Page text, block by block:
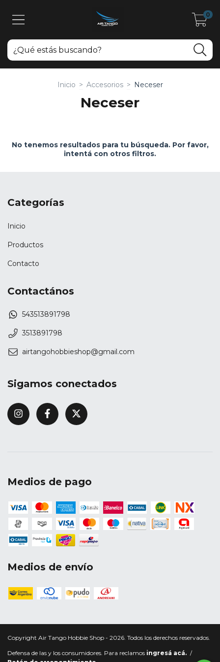
0
Inicio > Accesorios > Neceser
Neceser
No tenemos resultados para tu búsqueda. Por favor,
intentá con otros filtros.
Categorías
Inicio
Productos
Contacto
Contactános
543513891798
3513891798
airtangohobbieshop@gmail.com
Sigamos conectados
Medios de pago
Medios de envío
Copyright Air Tango Hobbie Shop - 2026. Todos los derechos reservados.
Defensa de las y los consumidores. Para reclamos ingresá acá. /